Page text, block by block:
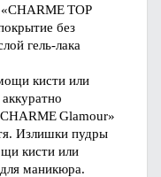
CHARMETOP
без
гель-лака
кисти или
CHARMEGlamour»
Излишки пудры
кисти или
маникюра.